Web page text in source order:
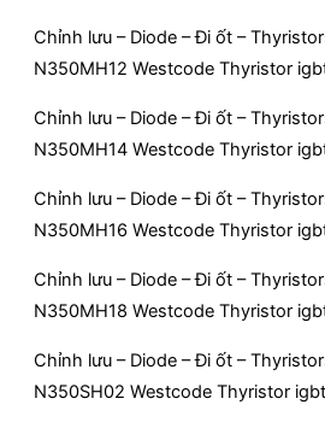
Chỉnh lưu – Diode – Đi ốt –
N350MH12 Westcode Thyristor
Chỉnh lưu – Diode – Đi ốt –
N350MH14 Westcode Thyristor
Chỉnh lưu – Diode – Đi ốt –
N350MH16 Westcode Thyristor
Chỉnh lưu – Diode – Đi ốt –
N350MH18 Westcode Thyristor
Chỉnh lưu – Diode – Đi ốt –
N350SH02 Westcode Thyristor